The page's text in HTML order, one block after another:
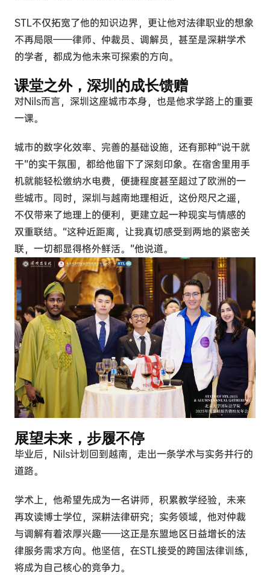
STL不仅拓宽了他的知识边界，更让他对法律职业的想象
不再局限——律师、仲裁员、调解员，甚至是深耕学术
的学者，都成为他未来可探索的方向。
课堂之外，深圳的成长馈赠
对Nils而言，深圳这座城市本身，也是他求学路上的重要
一课。
城市的数字化效率、完善的基础设施，还有那种“说干就
干”的实干氛围，都给他留下了深刻印象。在宿舍里用手
机就能轻松缴纳水电费，便捷程度甚至超过了欧洲的一
些城市。同时，深圳与越南地理相近，这份咫尺之遥，
不仅带来了地理上的便利，更建立起一种现实与情感的
双重联结。“这种近距离，让我真切感受到两地的紧密关
联，一切都显得格外鲜活。”他说道。
展望未来，步履不停
毕业后，Nils计划回到越南，走出一条学术与实务并行的
道路。
学术上，他希望先成为一名讲师，积累教学经验，未来
再攻读博士学位，深耕法律研究；实务领域，他对仲裁
与调解有着浓厚兴趣——这正是东盟地区日益增长的法
律服务需求方向。他坚信，在STL接受的跨国法律训练，
将成为自己核心的竞争力。